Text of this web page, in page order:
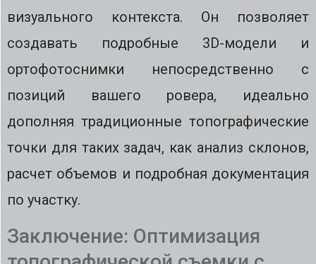
визуального контекста. Он позволяет
создавать подробные 3D-модели и
ортофотоснимки непосредственно с
позиций вашего ровера, идеально
дополняя традиционные топографические
точки для таких задач, как анализ склонов,
расчет объемов и подробная документация
по участку.
Заключение: Оптимизация